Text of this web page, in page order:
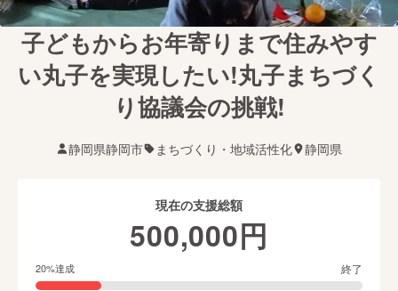
子どもからお年寄りまで住みやす
い丸子を実現したい!丸子まちづく
り協議会の挑戦!
静岡県静岡市 まちづくり・地域活性化 静岡県
現在の支援総額
500,000円
20%達成 終了